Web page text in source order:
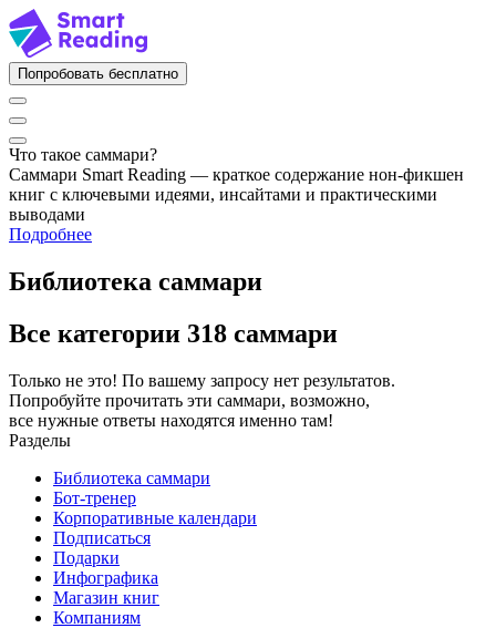
Попробовать бесплатно
Что такое саммари?
Саммари Smart Reading — краткое содержание нон-фикшен
книг с ключевыми идеями, инсайтами и практическими
выводами
Подробнее
Библиотека саммари
Все категории 318 саммари
Только не это! По вашему запросу нет результатов.
Попробуйте прочитать эти саммари, возможно,
все нужные ответы находятся именно там!
Разделы
Библиотека саммари
Бот-тренер
Корпоративные календари
Подписаться
Подарки
Инфографика
Магазин книг
Компаниям